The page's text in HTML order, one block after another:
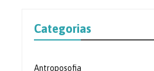
Categorias
Antroposofia